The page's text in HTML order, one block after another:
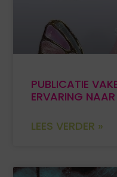
PUBLICATIE
ERVARING
LEES VERDER »